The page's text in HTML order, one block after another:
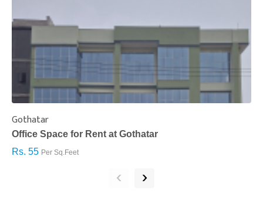
Gothatar
Office Space for Rent at Gothatar
Rs. 55 Per Sq.Feet
‹ ›